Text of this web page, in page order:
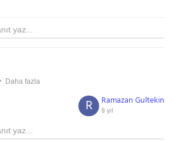
Daha fazla
Ramazan Gultekin
8 yıl
R